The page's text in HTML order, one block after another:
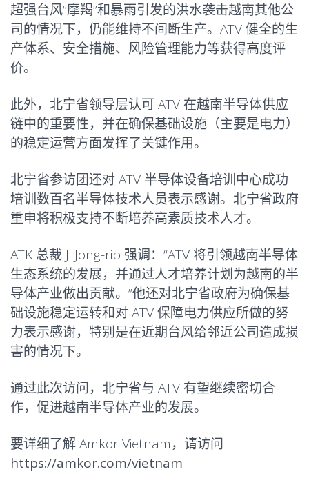
超强台风“摩羯”和暴雨引发的洪水袭击越南其他公
司的情况下，仍能维持不间断生产。ATV 健全的生
产体系、安全措施、风险管理能力等获得高度评
价。
此外，北宁省领导层认可 ATV 在越南半导体供应
链中的重要性，并在确保基础设施（主要是电力）
的稳定运营方面发挥了关键作用。
北宁省参访团还对 ATV 半导体设备培训中心成功
培训数百名半导体技术人员表示感谢。北宁省政府
重申将积极支持不断培养高素质技术人才。
ATK 总裁 Ji Jong-rip 强调：“ATV 将引领越南半导体
生态系统的发展，并通过人才培养计划为越南的半
导体产业做出贡献。”他还对北宁省政府为确保基
础设施稳定运转和对 ATV 保障电力供应所做的努
力表示感谢，特别是在近期台风给邻近公司造成损
害的情况下。
通过此次访问，北宁省与 ATV 有望继续密切合
作，促进越南半导体产业的发展。
要详细了解 Amkor Vietnam，请访问
https://amkor.com/vietnam